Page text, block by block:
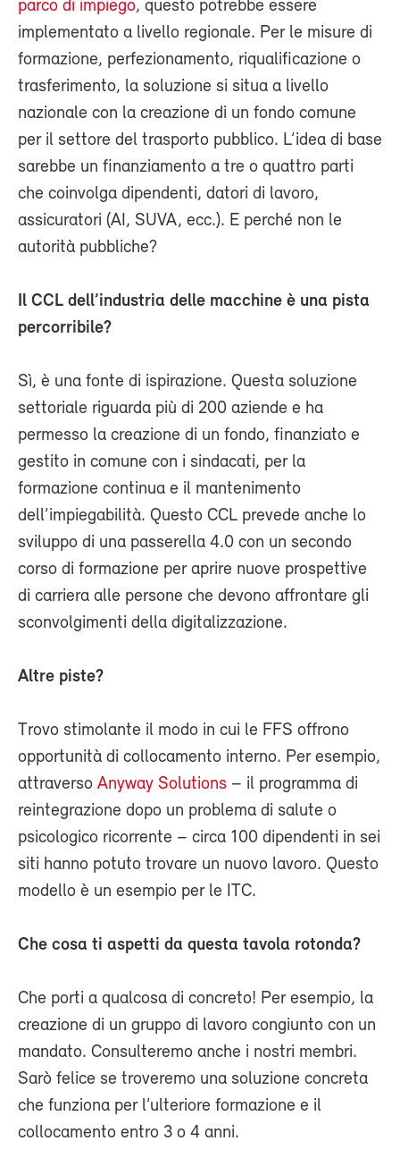
parco di impiego, questo potrebbe essere
implementato a livello regionale. Per le misure di
formazione, perfezionamento, riqualificazione o
trasferimento, la soluzione si situa a livello
nazionale con la creazione di un fondo comune
per il settore del trasporto pubblico. L’idea di base
sarebbe un finanziamento a tre o quattro parti
che coinvolga dipendenti, datori di lavoro,
assicuratori (AI, SUVA, ecc.). E perché non le
autorità pubbliche?
Il CCL dell’industria delle macchine è una pista
percorribile?
Sì, è una fonte di ispirazione. Questa soluzione
settoriale riguarda più di 200 aziende e ha
permesso la creazione di un fondo, finanziato e
gestito in comune con i sindacati, per la
formazione continua e il mantenimento
dell’impiegabilità. Questo CCL prevede anche lo
sviluppo di una passerella 4.0 con un secondo
corso di formazione per aprire nuove prospettive
di carriera alle persone che devono affrontare gli
sconvolgimenti della digitalizzazione.
Altre piste?
Trovo stimolante il modo in cui le FFS offrono
opportunità di collocamento interno. Per esempio,
attraverso Anyway Solutions – il programma di
reintegrazione dopo un problema di salute o
psicologico ricorrente – circa 100 dipendenti in sei
siti hanno potuto trovare un nuovo lavoro. Questo
modello è un esempio per le ITC.
Che cosa ti aspetti da questa tavola rotonda?
Che porti a qualcosa di concreto! Per esempio, la
creazione di un gruppo di lavoro congiunto con un
mandato. Consulteremo anche i nostri membri.
Sarò felice se troveremo una soluzione concreta
che funziona per l’ulteriore formazione e il
collocamento entro 3 o 4 anni.